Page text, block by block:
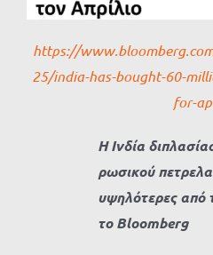
https://
25/india-has-bought-60-
for-
Η Ινδία
ρωσικού
υψηλότερες από
το Bloomberg